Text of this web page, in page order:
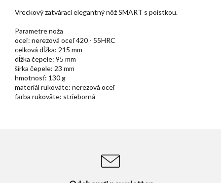
Vreckový zatvárací elegantný nôž SMART s poistkou.
Parametre noža
oceľ: nerezová oceľ 420 - 55HRC
celková dĺžka: 215 mm
dĺžka čepele: 95 mm
šírka čepele: 23 mm
hmotnosť: 130 g
materiál rukoväte: nerezová oceľ
farba rukoväte: strieborná